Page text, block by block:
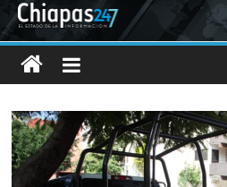
presbítero exige a la FGE investigar
Acusan a la SMyT de solapar
capital
Familias acusan años de retrasos
sexual infantil
Tres meses sin agua desatan